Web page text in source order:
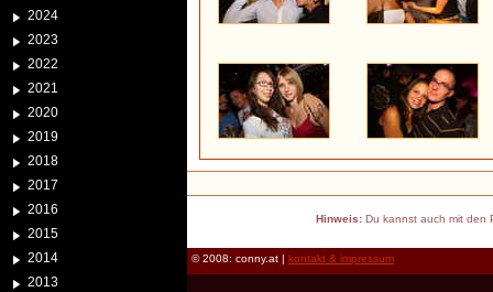
2024
2023
2022
2021
2020
2019
2018
2017
2016
2015
2014
2013
Hinweis:Du kannst auch mit den
© 2008: conny.at | kontakt & impressum